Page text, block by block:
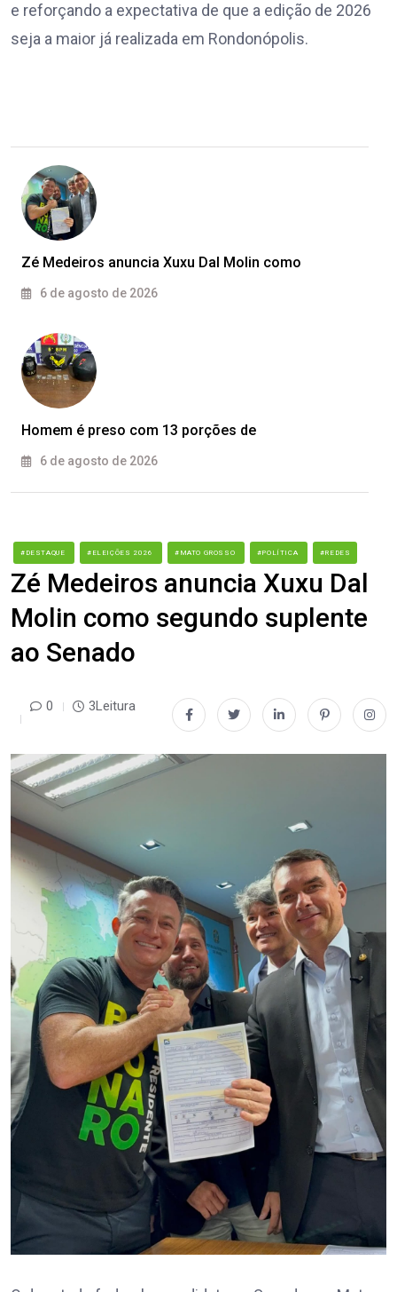
e reforçando a expectativa de que a edição de 2026
seja a maior já realizada em Rondonópolis.
Zé Medeiros anuncia Xuxu Dal Molin como
6 de agosto de 2026
Homem é preso com 13 porções de
6 de agosto de 2026
#DESTAQUE #ELEIÇÕES 2026 #MATO GROSSO #POLÍTICA #REDES
Zé Medeiros anuncia Xuxu Dal
Molin como segundo suplente
ao Senado
0 3Leitura